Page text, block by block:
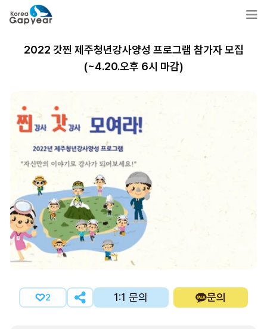
2022 갓찐 제주청년강사양성 프로그램 참가자 모집
(~4.20.오후 6시 마감)
2 1:1 문의 문의